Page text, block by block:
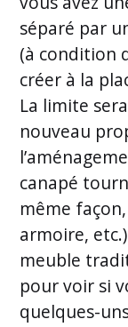
séparé par
(à condition
créer à la
La limite
nouveau
canapé
même
armoire,
meuble
pour voir si
quelques-